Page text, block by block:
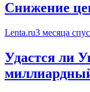
Снижение
Lenta.ru3 месяца
Удастся ли